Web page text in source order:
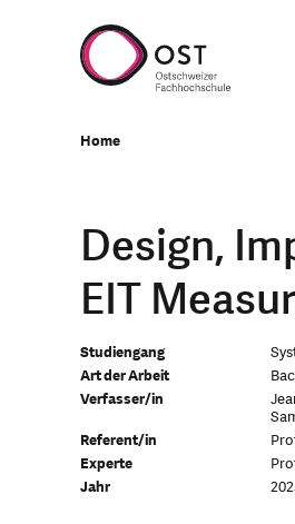
Home
Design,
EIT
Studiengang
Art der Arbeit
Verfasser/in
Referent/in
Experte
Jahr